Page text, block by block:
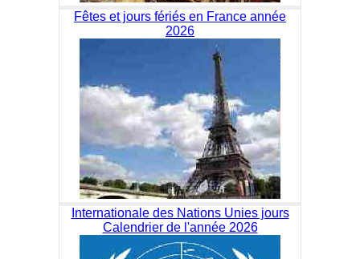
Fêtes et jours fériés en France année
2026
Internationale des Nations Unies jours
Calendrier de l'année 2026